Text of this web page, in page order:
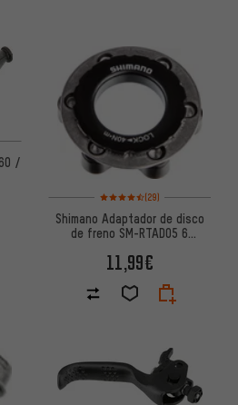
5 basada en 1 reseñas
/
Valoración media: 4,5 de 5
(29)
Shimano Adaptador de disco
de freno SM-RTAD05 6
11,99€